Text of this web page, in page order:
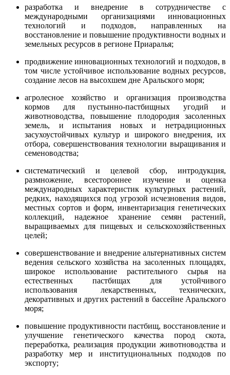
разработка и внедрение в сотрудничестве с
международными организациями инновационных
технологий и подходов, направленных на
восстановление и повышение продуктивности водных и
земельных ресурсов в регионе Приаралья;
продвижение инновационных технологий и подходов, в
том числе устойчивое использование водных ресурсов,
создание лесов на высохшем дне Аральского моря;
агролесное хозяйство и организация производства
кормов для пустынно-пастбищных угодий и
животноводства, повышение плодородия засоленных
земель, и испытания новых и нетрадиционных
засухоустойчивых культур и широкого внедрения, их
отбора, совершенствования технологии выращивания и
семеноводства;
систематический и целевой сбор, интродукция,
размножение, всестороннее изучение и оценка
международных характеристик культурных растений,
редких, находящихся под угрозой исчезновения видов,
местных сортов и форм, инвентаризация генетических
коллекций, надежное хранение семян растений,
выращиваемых для пищевых и сельскохозяйственных
целей;
совершенствование и внедрение альтернативных систем
ведения сельского хозяйства на засоленных площадях,
широкое использование растительного сырья на
естественных пастбищах для устойчивого
использования лекарственных, технических,
декоративных и других растений в бассейне Аральского
моря;
повышение продуктивности пастбищ, восстановление и
улучшение генетического качества пород скота,
переработка, реализация продукции животноводства и
разработку мер и институциональных подходов по
экспорту;